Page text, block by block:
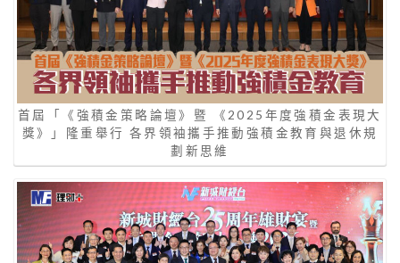
首屆「《強積金策略論壇》暨 《2025年度強積金表現大
獎》」隆重舉行 各界領袖攜手推動強積金教育與退休規
劃新思維